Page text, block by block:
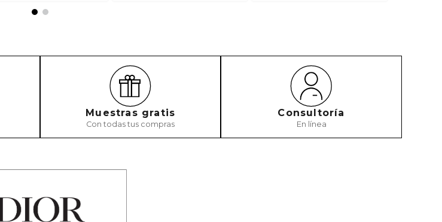
Muestras gratis
Con todas tus compras
Consultoría
En línea